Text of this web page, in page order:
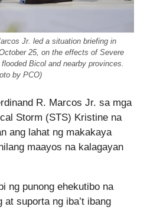
Jr. led a situation briefing in
25, on the effects of Severe
Bicol and nearby provinces.
by PCO)
R. Marcos Jr. sa mga
Storm (STS) Kristine na
ang lahat ng makakaya
maayos na kalagayan
ng punong ehekutibo na
at suporta ng iba’t ibang